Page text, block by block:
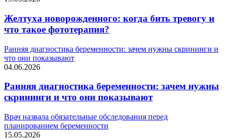
Желтуха новорожденного: когда бить тревогу и
что такое фототерапия?
Ранняя диагностика беременности: зачем нужны скрининги и
что они показывают
04.06.2026
Ранняя диагностика беременности: зачем нужны
скрининги и что они показывают
Врач назвала обязательные обследования перед
планированием беременности
15.05.2026